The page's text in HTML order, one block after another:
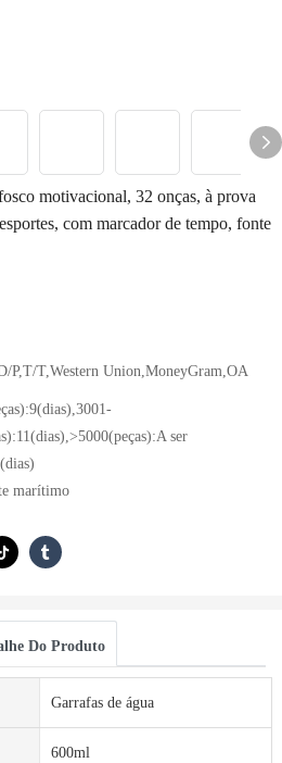
motivacional, 32 onças, à prova
com marcador de tempo, fonte
P,T/T,Western Union,MoneyGram,OA
ser
marítimo
Do Produto
Garrafas de água
600ml